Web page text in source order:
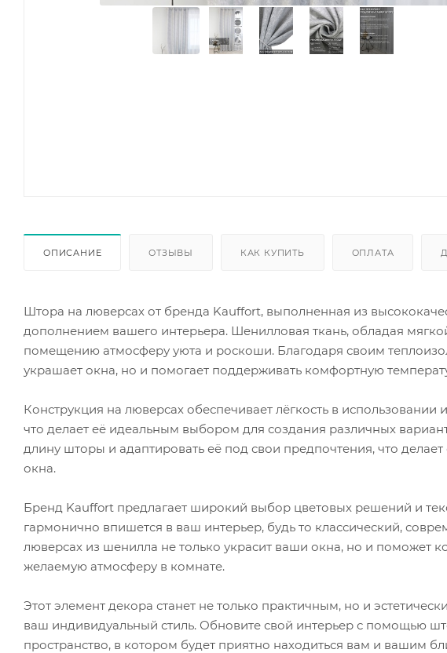
ОПИСАНИЕ ОТЗЫВЫ КАК КУПИТЬ ОПЛАТА
Штора на люверсах от бренда Kauffort, выполненная из
дополнением вашего интерьера. Шенилловая ткань, обладая
помещению атмосферу уюта и роскоши. Благодаря своим
украшает окна, но и помогает поддерживать комфортную
Конструкция на люверсах обеспечивает лёгкость в использовании
что делает её идеальным выбором для создания различных
длину шторы и адаптировать её под свои предпочтения, что
окна.
Бренд Kauffort предлагает широкий выбор цветовых решений и
гармонично впишется в ваш интерьер, будь то классический,
люверсах из шенилла не только украсит ваши окна, но и поможет
желаемую атмосферу в комнате.
Этот элемент декора станет не только практичным, но и
ваш индивидуальный стиль. Обновите свой интерьер с помощью
пространство, в котором будет приятно находиться вам и вашим